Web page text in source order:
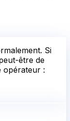
Si
être de
opérateur :